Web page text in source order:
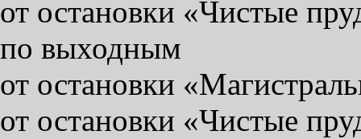
от остановки «Чистые
по выходным
от остановки
от остановки «Чистые